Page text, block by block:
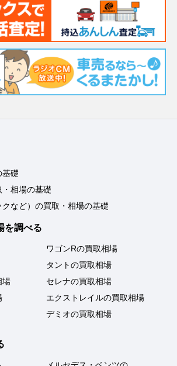
基礎
相場の基礎
など）の買取・相場の基礎
を調べる
場
ワゴンRの買取相場
タントの買取相場
セレナの買取相場
エクストレイルの買取相場
デミオの買取相場